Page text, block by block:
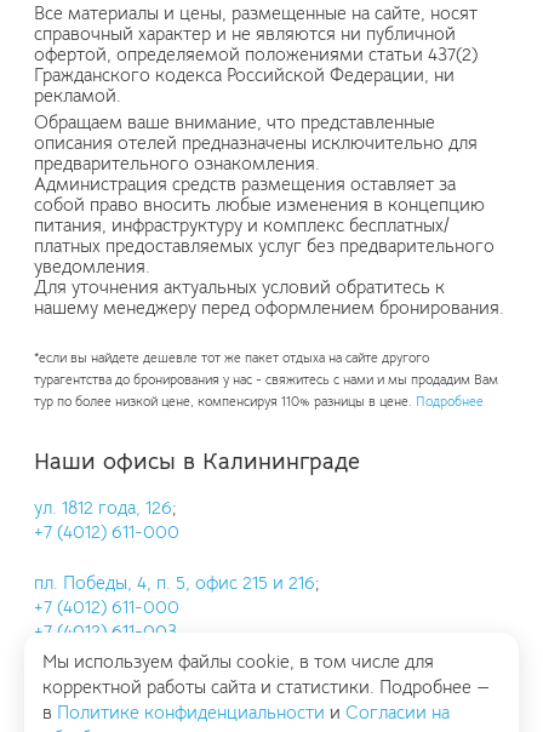
Все материалы и цены, размещенные на сайте, носят
справочный характер и не являются ни публичной
офертой, определяемой положениями статьи 437(2)
Гражданского кодекса Российской Федерации, ни
рекламой.
Обращаем ваше внимание, что представленные
описания отелей предназначены исключительно для
предварительного ознакомления.
Администрация средств размещения оставляет за
собой право вносить любые изменения в концепцию
питания, инфраструктуру и комплекс бесплатных/
платных предоставляемых услуг без предварительного
уведомления.
Для уточнения актуальных условий обратитесь к
нашему менеджеру перед оформлением бронирования.
*если вы найдете дешевле тот же пакет отдыха на сайте другого
турагентства до бронирования у нас - свяжитесь с нами и мы продадим Вам
тур по более низкой цене, компенсируя 110% разницы в цене. Подробнее
Наши офисы в Калининграде
ул. 1812 года, 126;
+7 (4012) 611-000
пл. Победы, 4, п. 5, офис 215 и 216;
+7 (4012) 611-000
+7 (4012) 611-003
пр. Ленинский, 30, офис 604;
+7 (4012) 611-002
Мы используем файлы cookie, в том числе для
корректной работы сайта и статистики. Подробнее —
в Политике конфиденциальности и Согласии на